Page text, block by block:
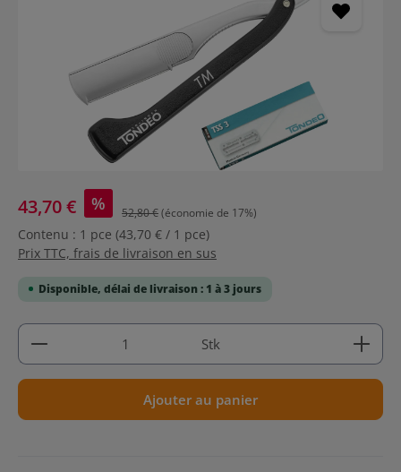
43,70 € % 52,80 €(économie de 17%)
Contenu : 1 pce (43,70 € / 1 pce)
Prix TTC, frais de livraison en sus
Disponible, délai de livraison : 1 à 3 jours
Quantité de produit : Entrez la quantité
Stk
Ajouter au panier